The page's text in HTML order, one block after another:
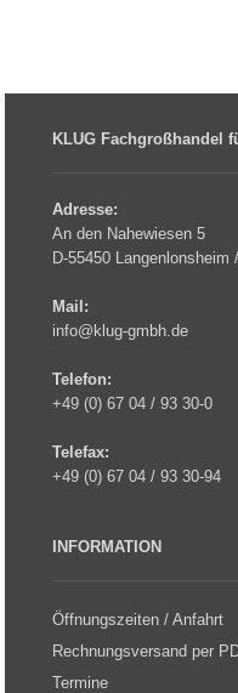
KLUG Fachgroßhandel
Adresse:
An den Nahewiesen 5
D-55450 Langenlonsheim
Mail:
info@klug-gmbh.de
Telefon:
+49 (0) 67 04 / 93 30-0
Telefax:
+49 (0) 67 04 / 93 30-94
INFORMATION
Öffnungszeiten / Anfahrt
Rechnungsversand per
Termine